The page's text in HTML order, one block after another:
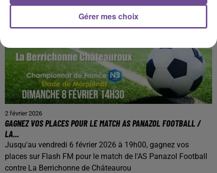
2 février 2026
GAGNEZ VOS PLACES POUR LE MATCH AS PANAZOL FOOTBALL /
LA...
Jusqu'au vendredi 6 février 2026 à 19h00, gagnez vos
places sur Flash FM pour le match de l'AS Panazol Football
contre La Berrichonne de Châteaurou
Gérer mes choix